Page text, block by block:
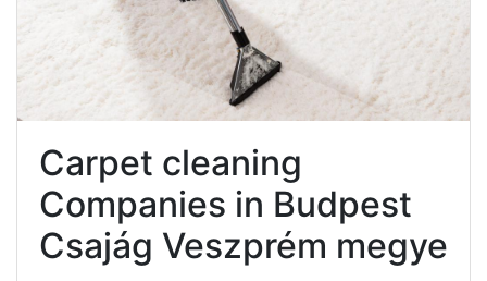
Carpet cleaning
Companies in Budpest
Csajág Veszprém megye